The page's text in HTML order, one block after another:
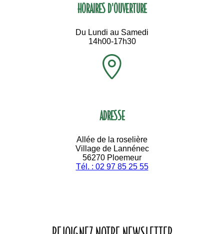
HORAIRES D'OUVERTURE
Du Lundi au Samedi
14h00-17h30
ADRESSE
Allée de la roselière
Village de Lannénec
56270 Ploemeur
Tél. : 02 97 85 25 55